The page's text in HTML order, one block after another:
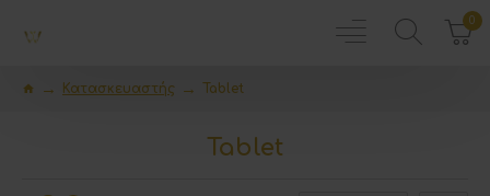
0
Κατασκευαστής Tablet
Tablet